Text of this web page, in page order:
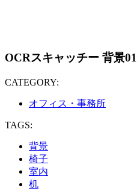
OCRスキャッチー 背景01
CATEGORY:
オフィス・事務所
TAGS:
背景
椅子
室内
机